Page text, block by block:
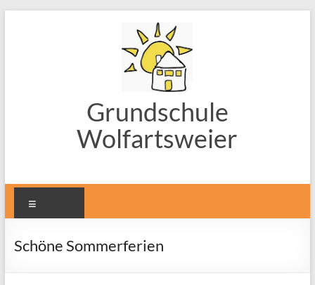
Grundschule
Wolfartsweier
Schöne Sommerferien